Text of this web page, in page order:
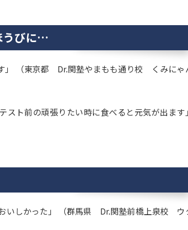
うびに…
」 （東京都 Dr.関塾やまもも通り校 くみにゃ
スト前の頑張りたい時に食べると元気が出ます」
いしかった」 （群馬県 Dr.関塾前橋上泉校 ウ